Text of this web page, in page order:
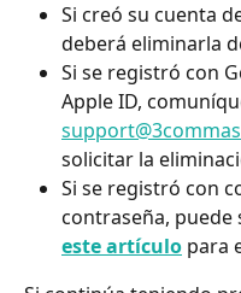
Si creó su cuenta
deberá eliminarla
Si se registró con
Apple ID,
solicitar la
Si se registró con
contraseña, puede
este artículo para